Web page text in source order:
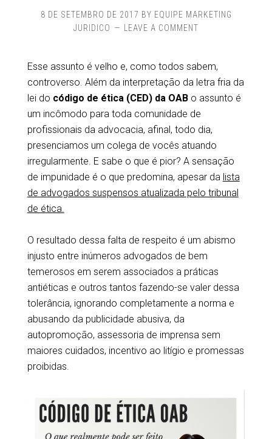
8 DE SETEMBRO DE 2017 BY EQUIPE MARKETING
JURIDICO
LEAVE A COMMENT
Esse assunto é velho e, como todos sabem,
controverso. Além da interpretação da letra fria da
lei do código de ética (CED) da OABo assunto é
um incômodo para toda comunidade de
profissionais da advocacia, afinal, todo dia,
presenciamos um colega de vocês atuando
irregularmente. E sabe o que é pior? A sensação
de impunidade é o que predomina, apesar da lista
de advogados suspensos atualizada pelo tribunal
de ética.
O resultado dessa falta de respeito é um abismo
injusto entre inúmeros advogados de bem
temerosos em serem associados a práticas
antiéticas e outros tantos fazendo-se valer dessa
tolerância, ignorando completamente a norma e
abusando da publicidade abusiva, da
autopromoção, assessoria de imprensa sem
maiores cuidados, incentivo ao litígio e promessas
proibidas.